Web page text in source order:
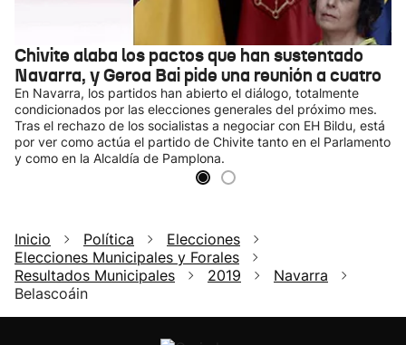
Chivite alaba los pactos que han sustentado
Navarra, y Geroa Bai pide una reunión a cuatro
En Navarra, los partidos han abierto el diálogo, totalmente
condicionados por las elecciones generales del próximo mes.
Tras el rechazo de los socialistas a negociar con EH Bildu, está
por ver como actúa el partido de Chivite tanto en el Parlamento
y como en la Alcaldía de Pamplona.
Inicio Política
Elecciones
Elecciones Municipales y Forales
Resultados Municipales
2019
Navarra
Belascoáin